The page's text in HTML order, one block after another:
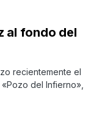
al fondo del
recientemente el
del Infierno»,